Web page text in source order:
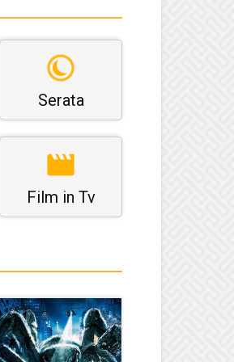
Serata
Film in Tv